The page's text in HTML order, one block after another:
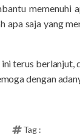
apa saja yang
terus
dengan
Tag :